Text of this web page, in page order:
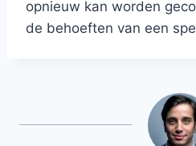
opnieuw kan worden
de behoeften van een